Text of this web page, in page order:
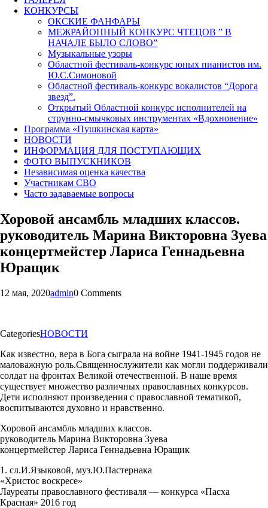
КОНКУРСЫ
ОКСКИЕ ФАНФАРЫ
МЕЖРАЙОННЫЙ КОНКУРС ЧТЕЦОВ ” В
НАЧАЛЕ БЫЛО СЛОВО”
Музыкальные узоры
Областной фестиваль-конкурс юных пианистов им.
Ю.С.Симоновой
Областной фестиваль-конкурс вокалистов “Дорога
звезд”.
Открытый Областной конкурс исполнителей на
струнно-смычковых инструментах «Вдохновение»
Программа «Пушкинская карта»
НОВОСТИ
ИНФОРМАЦИЯ ДЛЯ ПОСТУПАЮЩИХ
ФОТО ВЫПУСКНИКОВ
Независимая оценка качества
Участникам СВО
Часто задаваемые вопросы
Хоровой ансамбль младших классов.
руководитель Марина Викторовна Зуева
концертмейстер Лариса Геннадьевна
Юращик
12 мая, 2020admin0 Comments
CategoriesНОВОСТИ
Как известно, вера в Бога сыграла на войне 1941-1945 годов не
маловажную роль.Священнослужители как могли поддерживали
солдат на фронтах Великой отечественной. В наше время
существует множество различных православных конкурсов.
Дети исполняют произведения с православной тематикой,
воспитываются духовно и нравственно.
Хоровой ансамбль младших классов.
руководитель Марина Викторовна Зуева
концертмейстер Лариса Геннадьевна Юращик
1. сл.И.Языковой, муз.Ю.Пастернака
«Христос воскресе»
Лауреаты православного фестиваля — конкурса «Пасха
Красная» 2016 год